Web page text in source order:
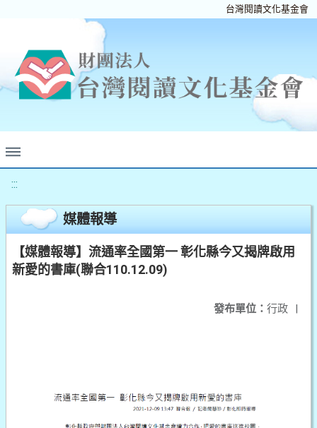
台灣閱讀文化基金會
:::
媒體報導
【媒體報導】流通率全國第一 彰化縣今又揭牌啟用
新愛的書庫(聯合110.12.09)
發布單位： 行政 |